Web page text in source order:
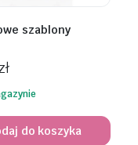
szablony
do koszyka